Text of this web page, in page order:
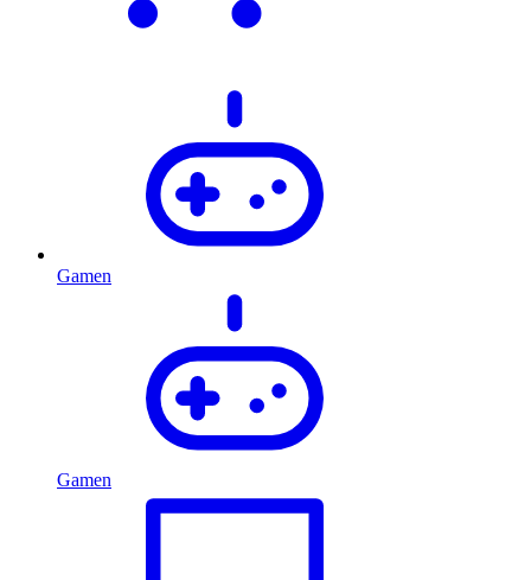
Gamen
Gamen